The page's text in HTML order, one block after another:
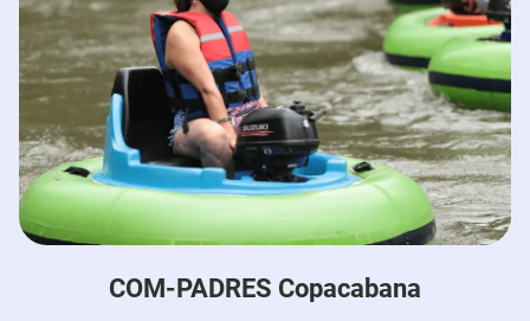
COM-PADRES Copacabana